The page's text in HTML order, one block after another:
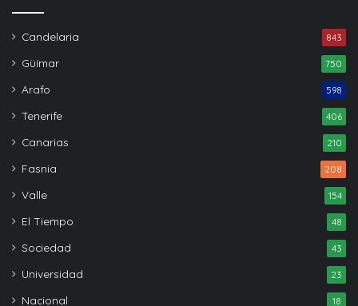
Candelaria 843
Güímar 750
Arafo 598
Tenerife 406
Canarias 210
Fasnia 208
Valle 154
El Tiempo 48
Sociedad 43
Universidad 23
Nacional 18